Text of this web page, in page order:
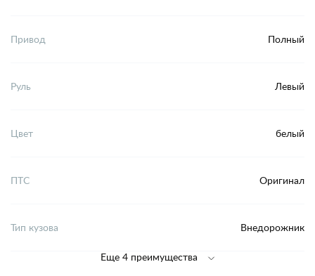
Привод Полный
Руль Левый
Цвет белый
ПТС Оригинал
Тип кузова Внедорожник
Еще 4 преимущества